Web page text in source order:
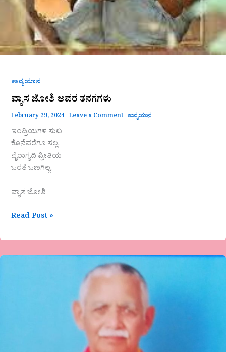
ಕಾವ್ಯಯಾನ
ವ್ಯಾಸ ಜೋಶಿ ಅವರ ತನಗಗಳು
February 29, 2024 Leave a Comment ಕಾವ್ಯಯಾನ
ಇಂದ್ರಿಯಗಳ ಸುಖ
ಕೊನೆವರೆಗೂ ಸಲ್ಲ.
ವೈರಾಗ್ಯದಿ ಪ್ರೀತಿಯ
ಒರತೆ ಒಣಗಿಲ್ಲ.
ವ್ಯಾಸ ಜೋಶಿ
Read Post »